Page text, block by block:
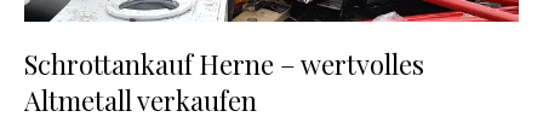
Schrottankauf Herne – wertvolles
Altmetall verkaufen